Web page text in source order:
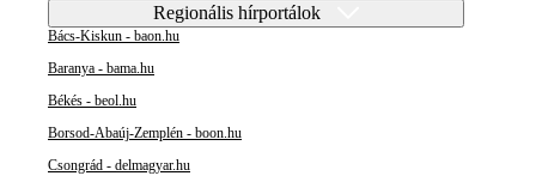
Regionális hírportálok
Bács-Kiskun - baon.hu
Baranya - bama.hu
Békés - beol.hu
Borsod-Abaúj-Zemplén - boon.hu
Csongrád - delmagyar.hu